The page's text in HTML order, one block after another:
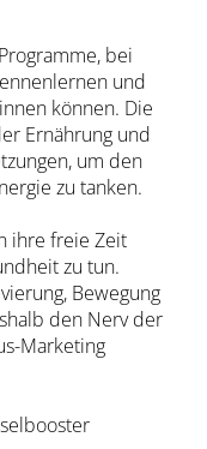
bei
und
können. Die
Ernährung und
um den
zu tanken.
ihre freie Zeit
zu tun.
Bewegung
den Nerv der
Marketing